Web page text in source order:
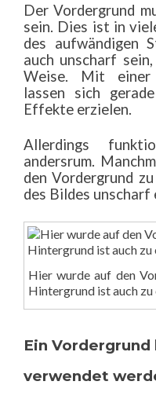
Der Vordergrund
sein. Dies ist in
des aufwändigen
auch unscharf
Weise. Mit
lassen sich
Effekte erzielen.
Allerdings
andersrum.
den Vordergrund
des Bildes unscharf
Hier wurde auf den
Hintergrund ist auch zu
Ein Vordergrund
verwendet